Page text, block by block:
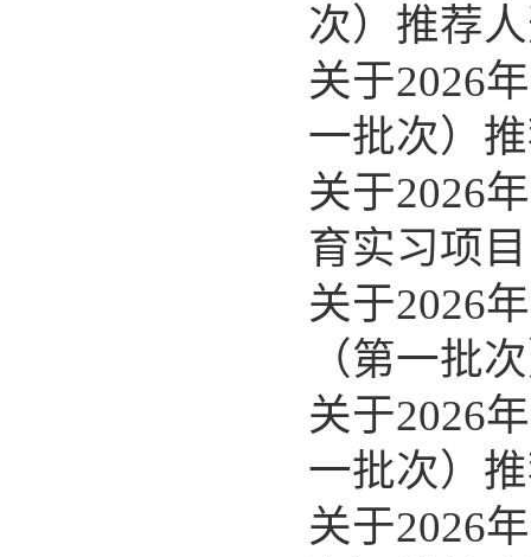
次）推荐
关于2026
一批次）
关于2026
育实习项
关于2026
（第一批
关于2026
一批次）
关于2026